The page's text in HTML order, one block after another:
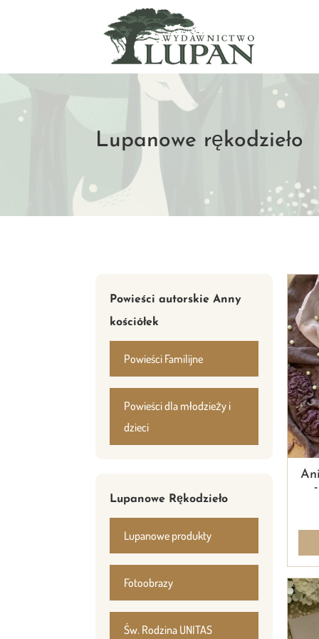
Lupanowe rękodzieło
Powieści autorskie Anny
kościółek
Powieści Familijne
Powieści dla młodzieży i
dzieci
Lupanowe Rękodzieło
Lupanowe produkty
Fotoobrazy
Św. Rodzina UNITAS